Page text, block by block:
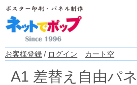
お客様登録 / ログイン カート空
A1 差替え自由パ